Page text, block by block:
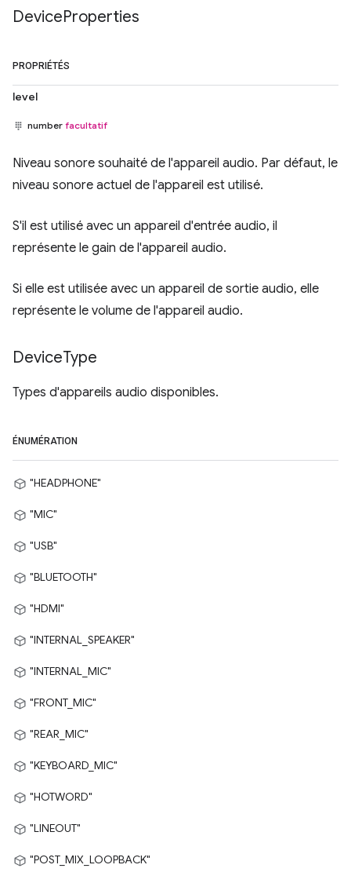
DeviceProperties
PROPRIÉTÉS
level
number facultatif
Niveau sonore souhaité de l'appareil audio. Par défaut, le
niveau sonore actuel de l'appareil est utilisé.
S'il est utilisé avec un appareil d'entrée audio, il
représente le gain de l'appareil audio.
Si elle est utilisée avec un appareil de sortie audio, elle
représente le volume de l'appareil audio.
DeviceType
Types d'appareils audio disponibles.
ÉNUMÉRATION
"HEADPHONE"
"MIC"
"USB"
"BLUETOOTH"
"HDMI"
"INTERNAL_SPEAKER"
"INTERNAL_MIC"
"FRONT_MIC"
"REAR_MIC"
"KEYBOARD_MIC"
"HOTWORD"
"LINEOUT"
"POST_MIX_LOOPBACK"